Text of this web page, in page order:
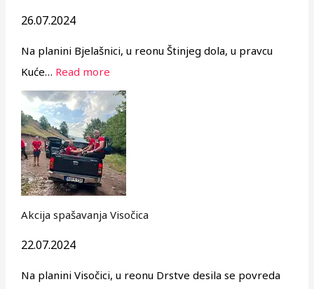
26.07.2024
Na planini Bjelašnici, u reonu Štinjeg dola, u pravcu
Kuće… Read more
Akcija spašavanja Visočica
22.07.2024
Na planini Visočici, u reonu Drstve desila se povreda